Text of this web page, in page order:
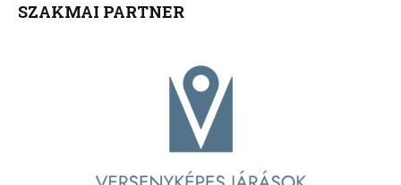
SZAKMAI PARTNER